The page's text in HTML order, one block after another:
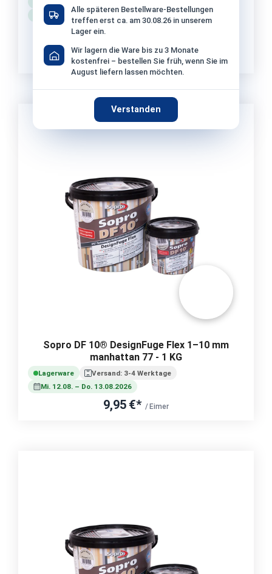
Alle späteren Bestellware-Bestellungen
treffen erst ca. am 30.08.26 in unserem
Lager ein.
Wir lagern die Ware bis zu 3 Monate
kostenfrei – bestellen Sie früh, wenn Sie im
August liefern lassen möchten.
Verstanden
Mi. 12.08. – Do. 13.08.2026
27,50 €*
ab 72 Eimer: 26,90 €/Eimer (−2 %)
Grundpreis: 5,50 €/KG
Sopro DF 10® DesignFuge Flex 1–10 mm
manhattan 77 - 1 KG
Lagerware
Versand: 3-4 Werktage
Mi. 12.08. – Do. 13.08.2026
9,95 €* / Eimer